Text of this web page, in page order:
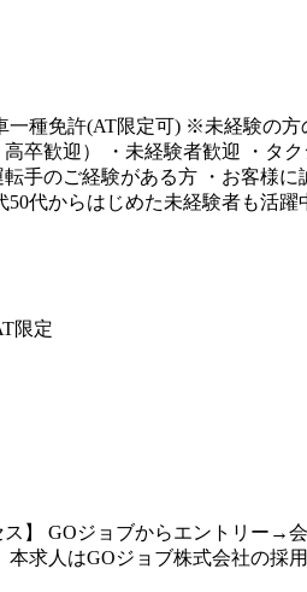
一種免許(AT限定可) ※未経験の
卒歓迎） ・未経験者歓迎 ・タ
手のご経験がある方 ・お客様
50代からはじめた未経験者も活
限定
ス】 GOジョブからエントリー
求人はGOジョブ株式会社の採